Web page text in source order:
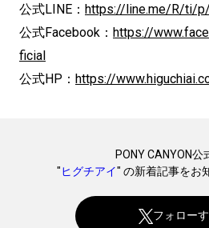
公式LINE： https://line.me/R/ti/
公式Facebook： https://
ficial
公式HP： https://
PONY CANYON公
"ヒグチアイ" の新着記事をお
フォロー